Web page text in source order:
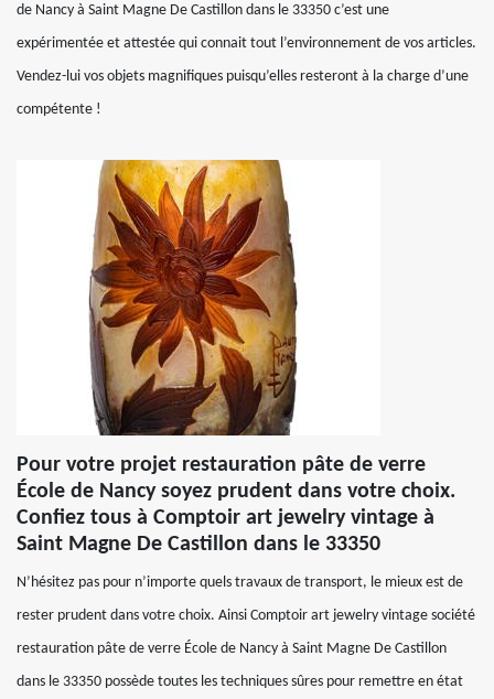
de Nancy à Saint Magne De Castillon dans le 33350 c’est une
expérimentée et attestée qui connait tout l’environnement de vos articles.
Vendez-lui vos objets magnifiques puisqu’elles resteront à la charge d’une
compétente !
Pour votre projet restauration pâte de verre
École de Nancy soyez prudent dans votre choix.
Confiez tous à Comptoir art jewelry vintage à
Saint Magne De Castillon dans le 33350
N’hésitez pas pour n’importe quels travaux de transport, le mieux est de
rester prudent dans votre choix. Ainsi Comptoir art jewelry vintage société
restauration pâte de verre École de Nancy à Saint Magne De Castillon
dans le 33350 possède toutes les techniques sûres pour remettre en état